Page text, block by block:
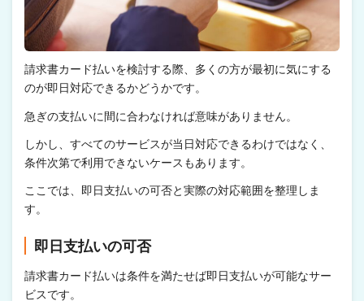
請求書カード払いを検討する際、多くの方が最初に気にする
のが即日対応できるかどうかです。
急ぎの支払いに間に合わなければ意味がありません。
しかし、すべてのサービスが当日対応できるわけではなく、
条件次第で利用できないケースもあります。
ここでは、即日支払いの可否と実際の対応範囲を整理しま
す。
即日支払いの可否
請求書カード払いは条件を満たせば即日支払いが可能なサー
ビスです。